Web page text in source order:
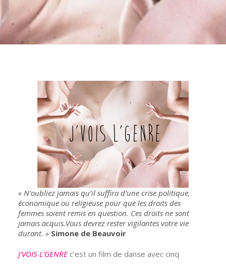
« N’oubliez jamais qu’il suffira d’une crise politique,
économique ou religieuse pour que les droits des
femmes soient remis en question. Ces droits ne sont
jamais acquis.Vous devrez rester vigilantes votre vie
durant. » Simone de Beauvoir
J’VOIS L’GENREc’est un film de danse avec cinq